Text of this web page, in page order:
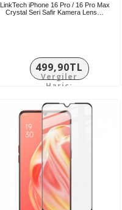
LinkTech iPhone 16 Pro / 16 Pro Max
Crystal Seri Safir Kamera Lens…
499,90TL
Vergiler
Hariç: